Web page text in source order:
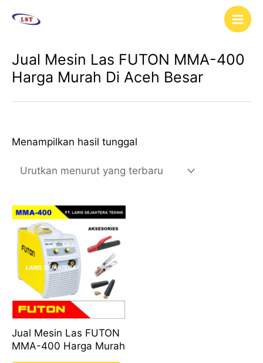
Main
Jual Mesin Las FUTON MMA-400
Harga Murah Di Aceh Besar
Menampilkan hasil tunggal
Jual Mesin Las FUTON
MMA-400 Harga Murah